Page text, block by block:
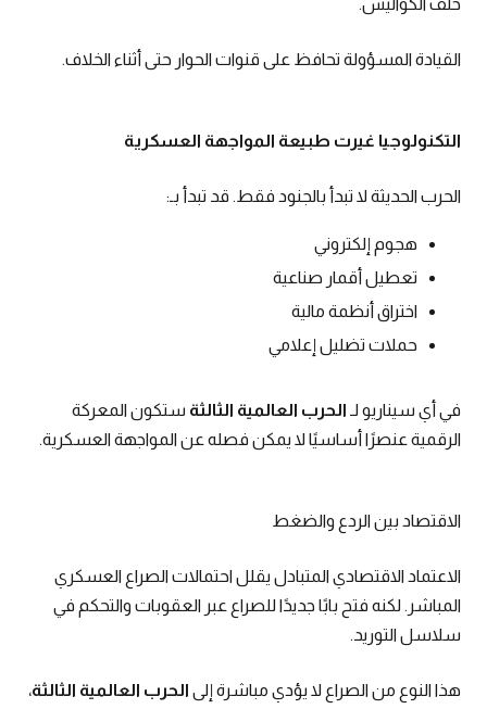
خلف الكواليس.
القيادة المسؤولة تحافظ على قنوات الحوار حتى أثناء الخلاف.
التكنولوجيا غيرت طبيعة المواجهة العسكرية
الحرب الحديثة لا تبدأ بالجنود فقط. قد تبدأ بـ:
هجوم إلكتروني
تعطيل أقمار صناعية
اختراق أنظمة مالية
حملات تضليل إعلامي
في أي سيناريو لـ الحرب العالمية الثالثة ستكون المعركة
الرقمية عنصرًا أساسيًا لا يمكن فصله عن المواجهة العسكرية.
الاقتصاد بين الردع والضغط
الاعتماد الاقتصادي المتبادل يقلل احتمالات الصراع العسكري
المباشر. لكنه فتح بابًا جديدًا للصراع عبر العقوبات والتحكم في
سلاسل التوريد.
هذا النوع من الصراع لا يؤدي مباشرة إلى الحرب العالمية الثالثة،